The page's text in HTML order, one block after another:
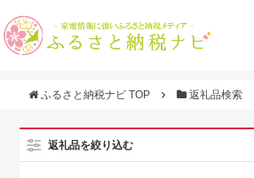
ふるさと納税ナビ TOP 返礼品検索
返礼品を絞り込む